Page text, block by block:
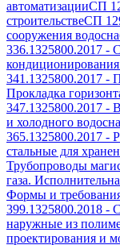
автоматизацииСП
строительствеСП
сооружения
336.1325800.2017 -
341.1325800.2017 -
Прокладка
347.1325800.2017 -
и холодного
365.1325800.2017 -
стальные для
Трубопроводы
газа.
Формы и
399.1325800.2018 -
наружные из
проектирования и